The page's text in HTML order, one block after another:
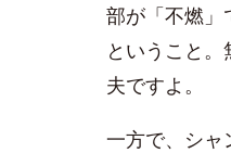
部が「不燃」
ということ
夫ですよ。
一方で、シャ